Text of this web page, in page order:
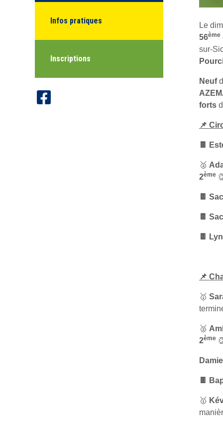
Infos pratiques
Inscriptions
Le
56ème
sur-
Neuf
forts
📌
🍫
🥈
2ème
🍫
🍫
🍫
📌
🥇
🥈
2ème
🍫
🥇